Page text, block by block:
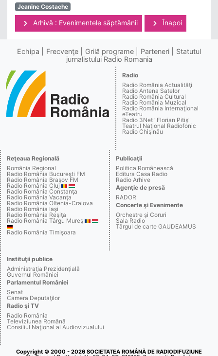
Jeanine Costache
Arhivă : Evenimentele săptămânii Înapoi
Echipa Frecvenţe Grilă programe Parteneri
Statutul
jurnalistului Radio Romania
Radio
Radio România Actualităţi
Radio Antena Satelor
Radio România Cultural
Radio România Muzical
Radio România Internaţional
eTeatru
Radio 3Net "Florian Pitiş"
Teatrul Naţional Radiofonic
Radio Chişinău
Reţeaua Regională
România Regional
Radio România Bucureşti FM
Radio România Braşov FM
Radio România Cluj
Radio România Constanţa
Radio România Vacanţa
Radio România Oltenia-Craiova
Radio România Iaşi
Radio România Reşiţa
Radio România Târgu Mureş
Radio România Timişoara
Publicaţii
Politica Românească
Editura Casa Radio
Radio Arhive
Agenţie de presă
RADOR
Concerte şi Evenimente
Orchestre şi Coruri
Sala Radio
Târgul de carte GAUDEAMUS
Instituţii publice
Administraţia Prezidenţială
Guvernul României
Parlamentul României
Senat
Camera Deputaţilor
Radio şi TV
Radio România
Televiziunea Română
Consiliul Naţional al Audiovizualului
Copyright © 2000 - 2026 SOCIETATEA ROMÂNĂ DE RADIODIFUZIUNE